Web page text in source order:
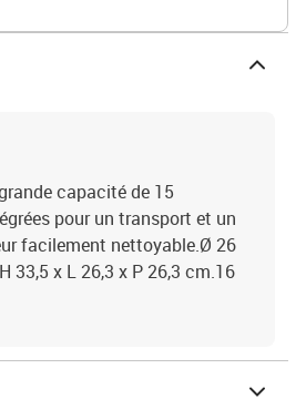
capacité de 15
pour un transport et un
facilement nettoyable.Ø 26
33,5 x L 26,3 x P 26,3 cm.16